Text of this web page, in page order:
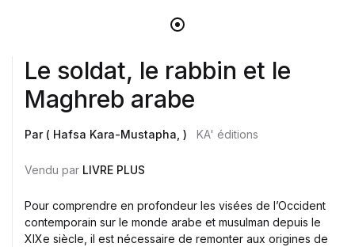
Le soldat, le rabbin et le
Maghreb arabe
Par ( Hafsa Kara-Mustapha, ) KA' éditions
Vendu par LIVRE PLUS
Pour comprendre en profondeur les visées de l’Occident
contemporain sur le monde arabe et musulman depuis le
XIXe siècle, il est nécessaire de remonter aux origines de